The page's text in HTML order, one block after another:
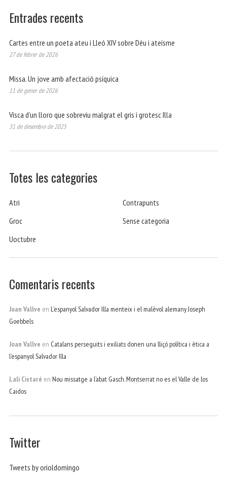
Entrades recents
Cartes entre un poeta ateu i Lleó XIV sobre Déu i ateísme
27 de febrer de 2026
Missa. Un jove amb afectació psíquica
11 de gener de 2026
Visca d’un lloro que sobreviu malgrat el gris i grotesc Illa
31 de desembre de 2025
Totes les categories
Atri
Contrapunts
Groc
Sense categoria
Uoctubre
Comentaris recents
Joan Vallve en L’espanyol Salvador Illa menteix i el malèvol alemany Joseph
Goebbels
Joan Vallve en Catalans perseguits i exiliats donen una lliçó política i ètica a
l’espanyol Salvador Illa
Lali Cistaré en Nou missatge a l’abat Gasch. Montserrat no es el Valle de los
Caidos
Twitter
Tweets by orioldomingo